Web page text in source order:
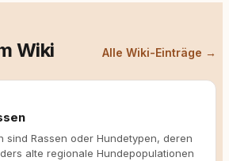
Wiki Alle Wiki-Einträge →
sind Rassen oder Hundetypen, deren
alte regionale Hundepopulationen